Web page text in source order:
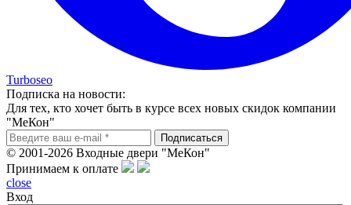
Turboseo
Подписка на новости:
Для тех, кто хочет быть в курсе всех новых скидок компании
"МеКон"
© 2001-2026 Входные двери "МеКон"
Принимаем к оплате
close
Вход